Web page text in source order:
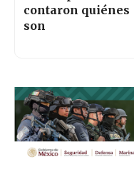
contaron quiénes
son